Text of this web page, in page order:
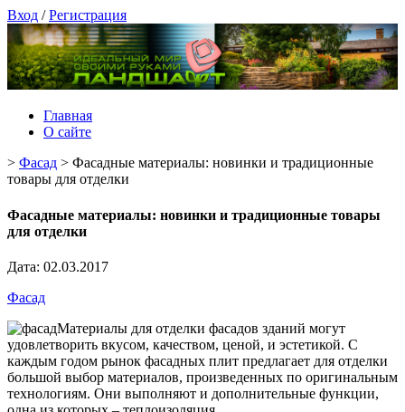
Вход /Регистрация
Главная
О сайте
> Фасад > Фасадные материалы: новинки и традиционные
товары для отделки
Фасадные материалы: новинки и традиционные товары
для отделки
Дата: 02.03.2017
Фасад
Материалы для отделки фасадов зданий могут
удовлетворить вкусом, качеством, ценой, и эстетикой. С
каждым годом рынок фасадных плит предлагает для отделки
большой выбор материалов, произведенных по оригинальным
технологиям. Они выполняют и дополнительные функции,